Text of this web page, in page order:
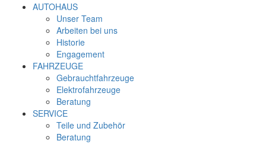
AUTOHAUS
Unser Team
Arbeiten bei uns
Historie
Engagement
FAHRZEUGE
Gebrauchtfahrzeuge
Elektrofahrzeuge
Beratung
SERVICE
Teile und Zubehör
Beratung